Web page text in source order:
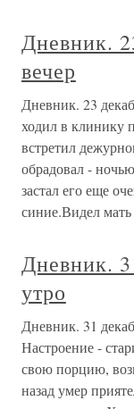
Дневник.
вечер
Дневник. 23
ходил в клинику
встретил
обрадовал -
застал его еще
синие.Видел
Дневник.
утро
Дневник. 31
Настроение -
свою порцию,
назад умер